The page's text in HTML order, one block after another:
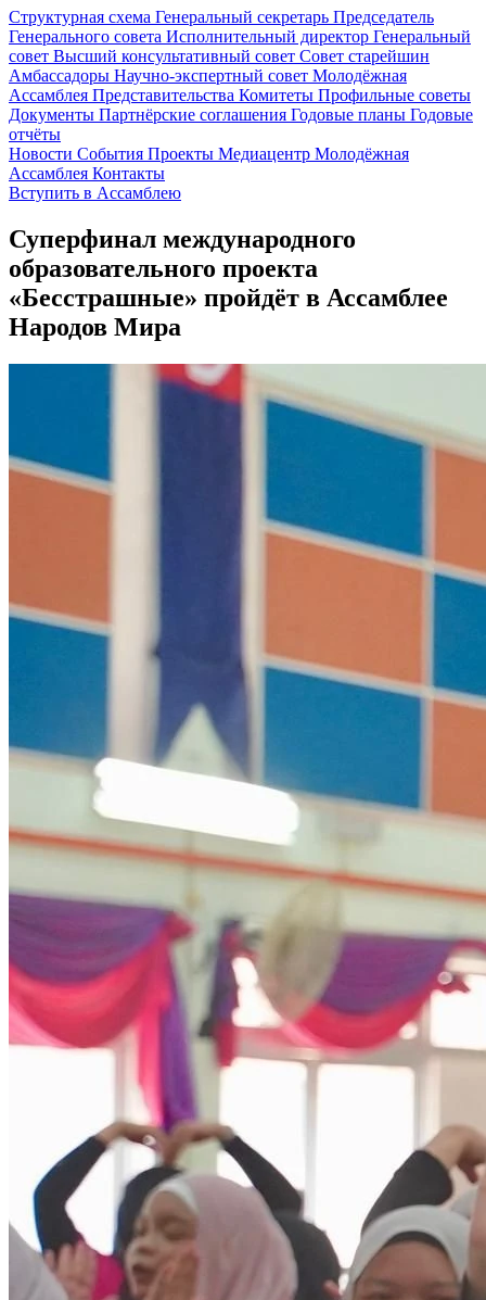
Структурная схема Генеральный секретарь Председатель
Генерального совета Исполнительный директор Генеральный
совет Высший консультативный совет Совет старейшин
Амбассадоры Научно-экспертный совет Молодёжная
Ассамблея Представительства Комитеты Профильные советы
Документы Партнёрские соглашения Годовые планы Годовые
отчёты
Новости События Проекты Медиацентр Молодёжная
Ассамблея Контакты
Вступить в Ассамблею
Суперфинал международного
образовательного проекта
«Бесстрашные» пройдёт в Ассамблее
Народов Мира